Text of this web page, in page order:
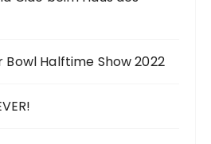
Bowl Halftime Show 2022